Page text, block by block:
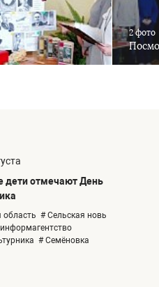
2 фото
дети отмечают День
область # Сельская новь
# Семёновка